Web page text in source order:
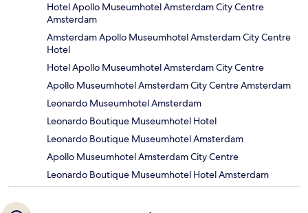
Hotel Apollo Museumhotel Amsterdam City Centre
Amsterdam
Amsterdam Apollo Museumhotel Amsterdam City Centre
Hotel
Hotel Apollo Museumhotel Amsterdam City Centre
Apollo Museumhotel Amsterdam City Centre Amsterdam
Leonardo Museumhotel Amsterdam
Leonardo Boutique Museumhotel Hotel
Leonardo Boutique Museumhotel Amsterdam
Apollo Museumhotel Amsterdam City Centre
Leonardo Boutique Museumhotel Hotel Amsterdam